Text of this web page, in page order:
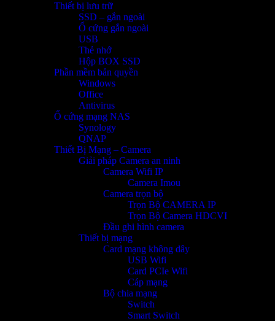
Thiết bị lưu trữ
SSD – gắn ngoài
Ổ cứng gắn ngoài
USB
Thẻ nhớ
Hộp BOX SSD
Phần mềm bản quyền
Windows
Office
Antivirus
Ổ cứng mạng NAS
Synology
QNAP
Thiết Bị Mạng – Camera
Giải pháp Camera an ninh
Camera Wifi IP
Camera Imou
Camera trọn bộ
Trọn Bộ CAMERA IP
Trọn Bộ Camera HDCVI
Đầu ghi hình camera
Thiết bị mạng
Card mạng không dây
USB Wifi
Card PCIe Wifi
Cáp mạng
Bộ chia mạng
Switch
Smart Switch